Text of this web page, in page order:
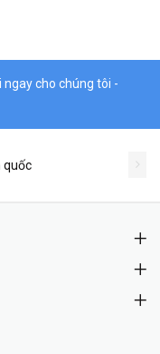
ngay cho chúng tôi -
quốc